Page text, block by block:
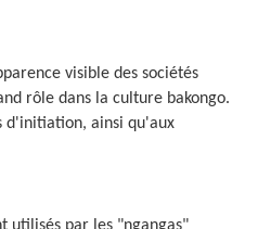
visible des sociétés
rôle dans la culture bakongo.
d'initiation, ainsi qu'aux